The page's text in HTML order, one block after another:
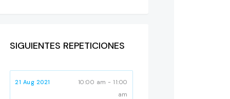
SIGUIENTES REPETICIONES
21 Aug 2021
10:00 am - 11:00
am